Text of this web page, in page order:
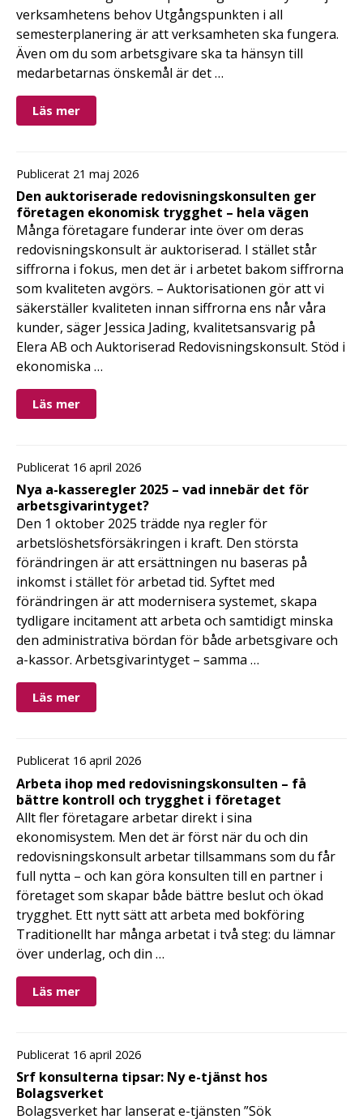
verksamhetens behov Utgångspunkten i all
semesterplanering är att verksamheten ska fungera.
Även om du som arbetsgivare ska ta hänsyn till
medarbetarnas önskemål är det …
Läs mer
Publicerat 21 maj 2026
Den auktoriserade redovisningskonsulten ger
företagen ekonomisk trygghet – hela vägen
Många företagare funderar inte över om deras
redovisningskonsult är auktoriserad. I stället står
siffrorna i fokus, men det är i arbetet bakom siffrorna
som kvaliteten avgörs. – Auktorisationen gör att vi
säkerställer kvaliteten innan siffrorna ens når våra
kunder, säger Jessica Jading, kvalitetsansvarig på
Elera AB och Auktoriserad Redovisningskonsult. Stöd i
ekonomiska …
Läs mer
Publicerat 16 april 2026
Nya a-kasseregler 2025 – vad innebär det för
arbetsgivarintyget?
Den 1 oktober 2025 trädde nya regler för
arbetslöshetsförsäkringen i kraft. Den största
förändringen är att ersättningen nu baseras på
inkomst i stället för arbetad tid. Syftet med
förändringen är att modernisera systemet, skapa
tydligare incitament att arbeta och samtidigt minska
den administrativa bördan för både arbetsgivare och
a-kassor. Arbetsgivarintyget – samma …
Läs mer
Publicerat 16 april 2026
Arbeta ihop med redovisningskonsulten – få
bättre kontroll och trygghet i företaget
Allt fler företagare arbetar direkt i sina
ekonomisystem. Men det är först när du och din
redovisningskonsult arbetar tillsammans som du får
full nytta – och kan göra konsulten till en partner i
företaget som skapar både bättre beslut och ökad
trygghet. Ett nytt sätt att arbeta med bokföring
Traditionellt har många arbetat i två steg: du lämnar
över underlag, och din …
Läs mer
Publicerat 16 april 2026
Srf konsulterna tipsar: Ny e-tjänst hos
Bolagsverket
Bolagsverket har lanserat e-tjänsten ”Sök